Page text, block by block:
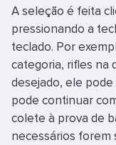
A seleção é feita
pressionando a
teclado. Por
categoria, rifles na
desejado, ele
pode continuar
colete à prova de
necessários forem